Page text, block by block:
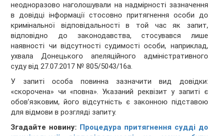
неодноразово наголошували на надмірності зазначення
в довідці інформації стосовно притягнення особи до
кримінальної відповідальності в той час як запит,
відповідно до законодавства, стосувався лише
наявності чи відсутності судимості особи, наприклад,
ухвала Донецького апеляційного адміністративного
суду від 27.07.2017 № 805/5043/16а.
У запиті особа повинна зазначити вид довідки:
«скорочена» чи «повна». Указаний реквізит у запиті є
обов’язковим, його відсутність є законною підставою
для відмови в розгляді запиту.
Згадайте новину: Процедура притягнення судді до